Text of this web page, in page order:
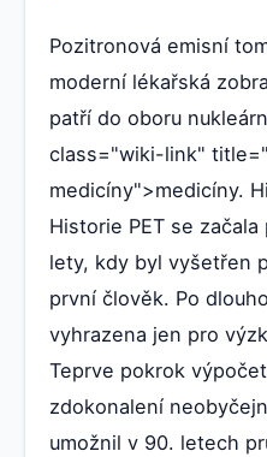
Pozitronová emisní
moderní lékařská
patří do oboru
class="wiki-link"
medicíny">medicíny.
Historie PET se
lety, kdy byl vyšetřen
první člověk. Po
vyhrazena jen pro
Teprve pokrok
zdokonalení
umožnil v 90. letech